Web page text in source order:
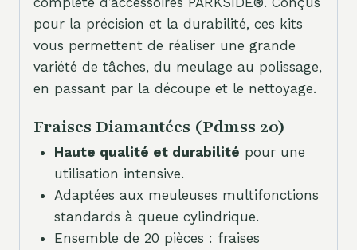
pour la précision et la durabilité, ces kits
vous permettent de réaliser une grande
variété de tâches, du meulage au polissage,
en passant par la découpe et le nettoyage.
Fraises Diamantées (Pdmss 20)
Haute qualité et durabilité pour une
utilisation intensive.
Adaptées aux meuleuses multifonctions
standards à queue cylindrique.
Ensemble de 20 pièces : fraises